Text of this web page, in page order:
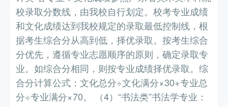
校录取分数线，由我校自行划定。校考专业成绩
和文化成绩达到我校规定的录取最低控制线，根
据考生综合分从高到低，择优录取。按考生综合
分优先，遵循专业志愿顺序的原则，确定录取专
业。如综合分相同，则按专业成绩择优录取。综
合分计算公式：文化总分÷文化满分×30+专业总
分÷专业满分×70。 （4）“书法类”书法学专业：